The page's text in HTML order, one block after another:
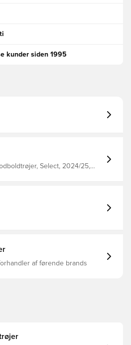
kunder siden 1995
Select, 2024/25,
af førende brands